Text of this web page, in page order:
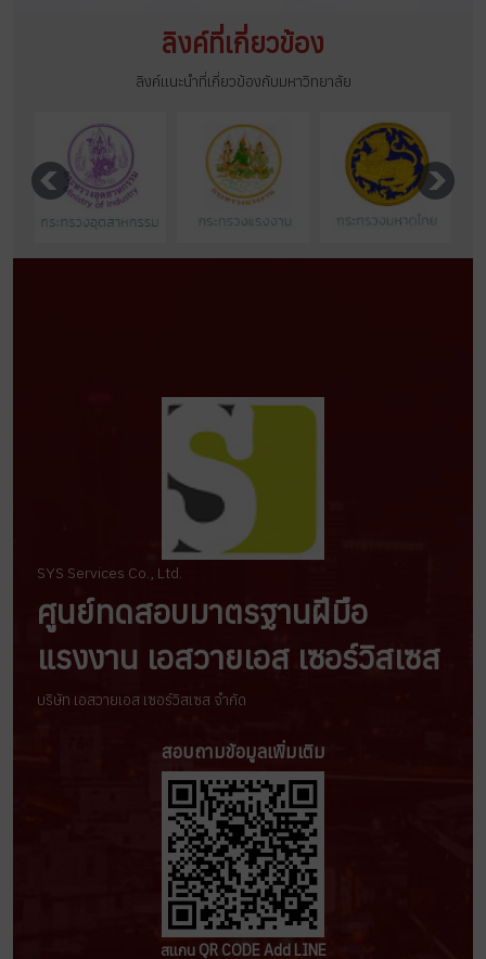
ลิงค์ที่เกี่ยวข้อง
ลิงค์แนะนำที่เกี่ยวข้องกับมหาวิทยาลัย
SYS Services Co., Ltd.
ศูนย์ทดสอบมาตรฐานฝีมือ
แรงงาน เอสวายเอส เซอร์วิสเซส
บริษัท เอสวายเอส เซอร์วิสเซส จำกัด
สอบถามข้อมูลเพิ่มเติม
สแกน QR CODE Add LINE